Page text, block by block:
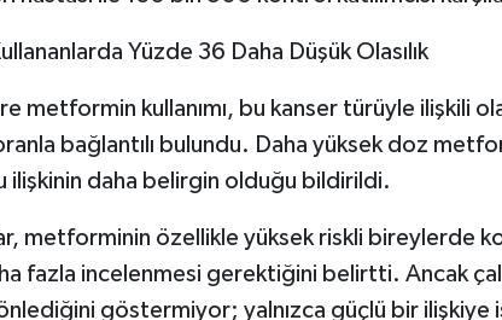
Yüzde 36 Daha Düşük Olasılık
metformin kullanımı, bu kanser türüyle ilişkili
bağlantılı bulundu. Daha yüksek doz
ilişkinin daha belirgin olduğu bildirildi.
metforminin özellikle yüksek riskli bireylerde
fazla incelenmesi gerektiğini belirtti. Ancak
göstermiyor; yalnızca güçlü bir ilişkiye